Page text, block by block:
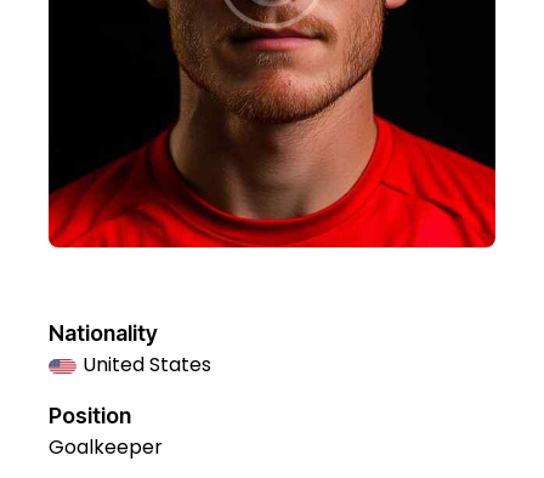
Nationality
United States
Position
Goalkeeper